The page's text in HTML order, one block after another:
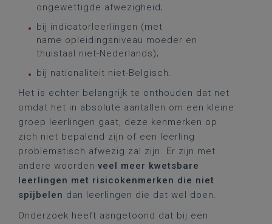
ongewettigde afwezigheid;
bij indicatorleerlingen (met
name opleidingsniveau moeder en
thuistaal niet-Nederlands);
bij nationaliteit niet-Belgisch.
Het is echter belangrijk te onthouden dat net
omdat het in absolute aantallen om een kleine
groep leerlingen gaat, deze kenmerken op
zich niet bepalend zijn of een leerling
problematisch afwezig zal zijn. Er zijn met
andere woorden veel meer kwetsbare
leerlingen met risicokenmerken die niet
spijbelen dan leerlingen die dat wel doen.
Onderzoek heeft aangetoond dat bij een